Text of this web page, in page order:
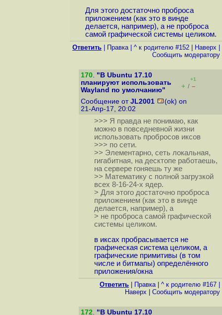
Для этого достаточно проброса
приложением (как это в винде
делается, например), а не проброса
самой графической системы целиком.
Ответить Правка| ^ к родителю #152 Наверх
Cообщить модератору
170. "В Ubuntu 17.10
планируют использовать
Wayland по умолчанию"
+1
+ / –
Сообщение от JL2001
(ok) on
21-Апр-17, 20:02
>>> Я правда не понимаю, как
можно в повседневной жизни
использовать пробросов иксов
>>> по сети.
>> Элементарно, сеть локальная,
гигабитная, на десктопе работаешь,
на сервере гоняешь ту же
>> Математику с полной загрузкой
всех 8-16-24-х ядер.
> Для этого достаточно проброса
приложением (как это в винде
делается, например), а
> не проброса самой графической
системы целиком.
в иксах пробрасывается не
графическая система целиком, а
графические примитивы (в том
числе и битмапы) определённого
приложения/окна
Ответить Правка| ^ к родителю #167
Наверх
Cообщить модератору
172. "В Ubuntu 17.10